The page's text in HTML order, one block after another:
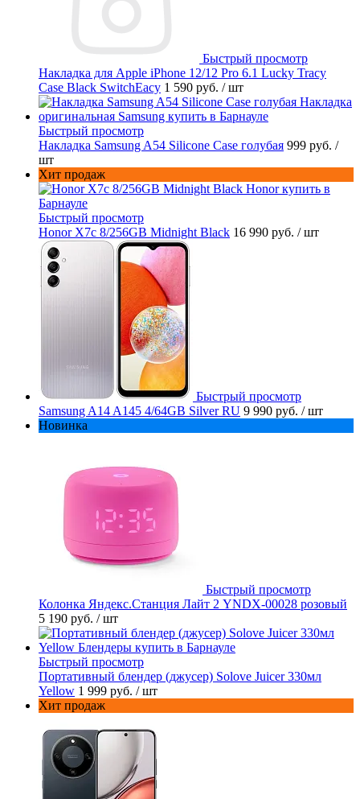
Быстрый просмотр
Накладка для Apple iPhone 12/12 Pro 6.1 Lucky Tracy
Case Black SwitchEacy 1 590 руб. / шт
Быстрый просмотр
Накладка Samsung A54 Silicone Case голубая 999 руб. /
шт
Хит продаж
Быстрый просмотр
Honor X7c 8/256GB Midnight Black 16 990 руб. / шт
Быстрый просмотр
Samsung A14 A145 4/64GB Silver RU 9 990 руб. / шт
Новинка
Быстрый просмотр
Колонка Яндекс.Станция Лайт 2 YNDX-00028 розовый
5 190 руб. / шт
Быстрый просмотр
Портативный блендер (джусер) Solove Juicer 330мл
Yellow 1 999 руб. / шт
Хит продаж